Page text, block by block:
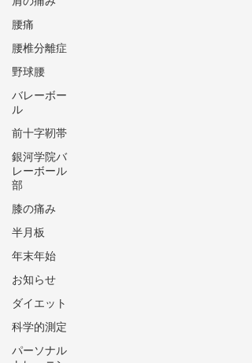
腰痛
腰椎分離症
野球腰
バレーボー
ル
前十字靭帯
銀河学院バ
レーボール
部
膝の痛み
半月板
年末年始
お知らせ
ダイエット
科学的測定
パーソナル